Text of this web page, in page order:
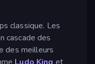
classique. Les
cascade des
des meilleurs